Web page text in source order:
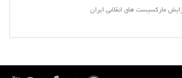
مارکسیست های انقلابی ایران